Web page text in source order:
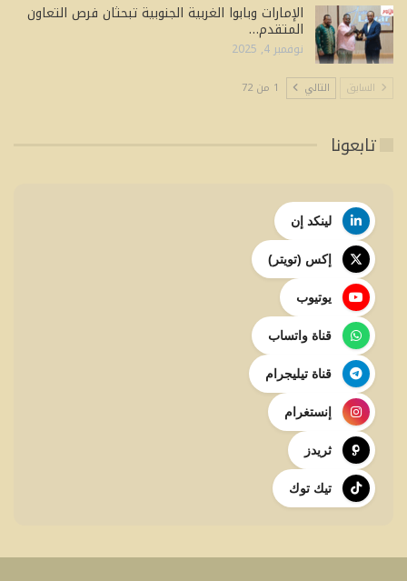
الإمارات وبابوا الغربية الجنوبية تبحثان فرص التعاون
المتقدم…
نوفمبر 4, 2025
السابق التالي 1 من 72
تابعونا
لينكد إن
إكس (تويتر)
يوتيوب
قناة واتساب
قناة تيليجرام
إنستغرام
ثريدز
تيك توك